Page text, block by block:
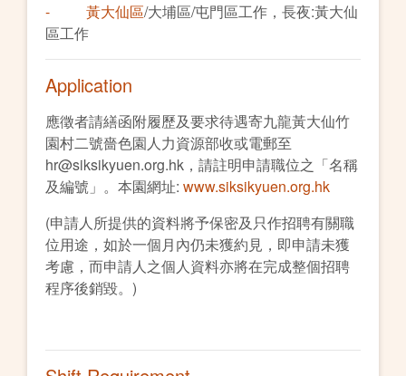
- 黃大仙區/大埔區/屯門區工作，長夜:黃大仙
區工作
Application
應徵者請繕函附履歷及要求待遇寄九龍黃大仙竹
園村二號嗇色園人力資源部收或電郵至
hr@siksikyuen.org.hk，請註明申請職位之「名稱
及編號」。本園網址: www.siksikyuen.org.hk
(申請人所提供的資料將予保密及只作招聘有關職
位用途，如於一個月內仍未獲約見，即申請未獲
考慮，而申請人之個人資料亦將在完成整個招聘
程序後銷毀。)